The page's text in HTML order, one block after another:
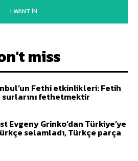
I WANT IN
miss
Fethi etkinlikleri: Fetih
fethetmektir
Evgeny Grinko’dan Türkiye’ye
selamladı, Türkçe parça